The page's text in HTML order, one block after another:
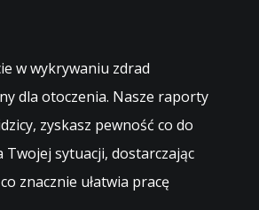
w wykrywaniu zdrad
dla otoczenia. Nasze raporty
zyskasz pewność co do
Twojej sytuacji, dostarczając
znacznie ułatwia pracę